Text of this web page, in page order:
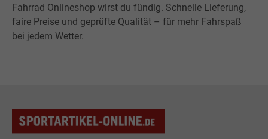
Fahrrad Onlineshop wirst du fündig. Schnelle Lieferung,
faire Preise und geprüfte Qualität – für mehr Fahrspaß
bei jedem Wetter.